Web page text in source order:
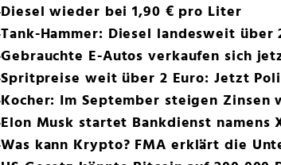
Diesel wieder bei 1,90 € pro Liter
Tank-Hammer: Diesel landesweit über
Gebrauchte E-Autos verkaufen sich
Spritpreise weit über 2 Euro: Jetzt
Kocher: Im September steigen Zinsen
Elon Musk startet Bankdienst namens
Was kann Krypto? FMA erklärt die